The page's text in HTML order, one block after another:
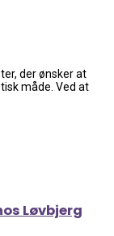
der ønsker at
måde. Ved at
Løvbjerg